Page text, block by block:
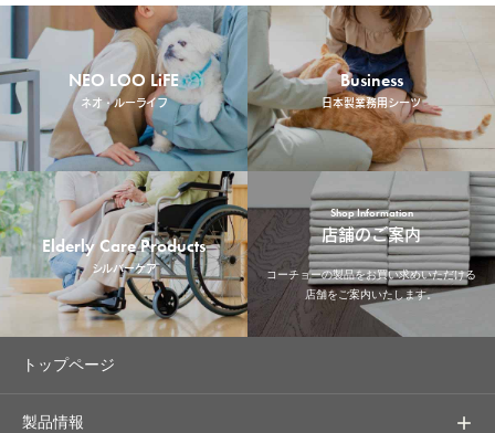
NEO LOO LiFE
ネオ・ルーライフ
Business
日本製業務用シーツ
Elderly Care Products
シルバーケア
Shop Information
店舗のご案内
コーチョーの製品をお買い求めいただける
店舗をご案内いたします。
トップページ
製品情報